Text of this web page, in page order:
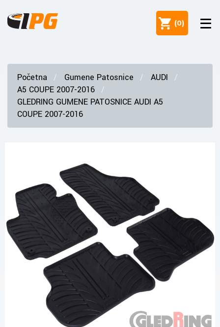
(0)
Početna Gumene Patosnice
AUDI
A5 COUPE 2007-2016
GLEDRING GUMENE PATOSNICE AUDI A5
COUPE 2007-2016